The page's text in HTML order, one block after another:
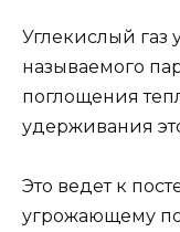
Углекислый газ
называемого
поглощения
удерживания
Это ведет к
угрожающему